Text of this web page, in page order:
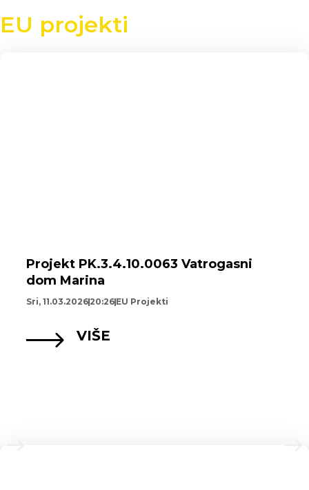
EU projekti
Projekt PK.3.4.10.0063 Vatrogasni
dom Marina
Sri, 11.03.2026 20:26 EU Projekti
VIŠE